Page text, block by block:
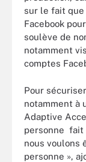
sur le fait que
Facebook
soulève de
notamment
comptes
Pour
notamment à
Adaptive
personne fait
nous voulons
personne »,